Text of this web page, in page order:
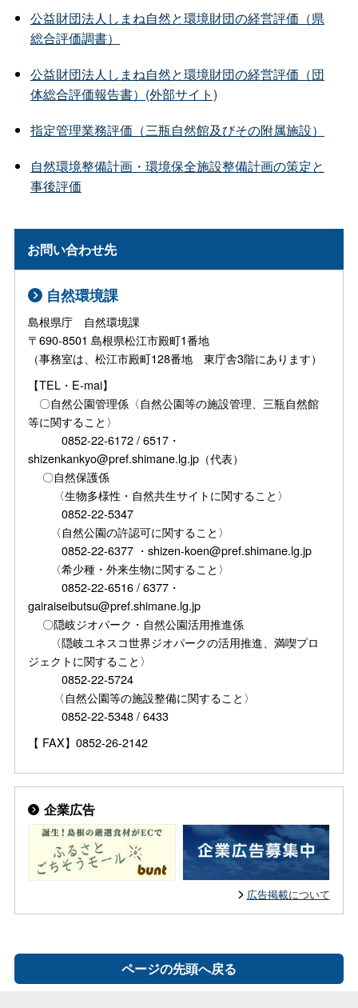
公益財団法人しまね自然と環境財団の経営評価（県
総合評価調書）
公益財団法人しまね自然と環境財団の経営評価（団
体総合評価報告書）(外部サイト)
指定管理業務評価（三瓶自然館及びその附属施設）
自然環境整備計画・環境保全施設整備計画の策定と
事後評価
お問い合わせ先
自然環境課
島根県庁 自然環境課
〒690-8501 島根県松江市殿町1番地
（事務室は、松江市殿町128番地 東庁舎3階にあります）
【TEL・E-mai】
〇自然公園管理係〈自然公園等の施設管理、三瓶自然館
等に関すること〉
0852-22-6172 / 6517・
shizenkankyo@pref.shimane.lg.jp（代表）
〇自然保護係
〈生物多様性・自然共生サイトに関すること〉
0852-22-5347
〈自然公園の許認可に関すること〉
0852-22-6377 ・shizen-koen@pref.shimane.lg.jp
〈希少種・外来生物に関すること〉
0852-22-6516 / 6377・
gairaiseibutsu@pref.shimane.lg.jp
〇隠岐ジオパーク・自然公園活用推進係
〈隠岐ユネスコ世界ジオパークの活用推進、満喫プロ
ジェクトに関すること〉
0852-22-5724
〈自然公園等の施設整備に関すること〉
0852-22-5348 / 6433
【 FAX】0852-26-2142
企業広告
広告掲載について
ページの先頭へ戻る